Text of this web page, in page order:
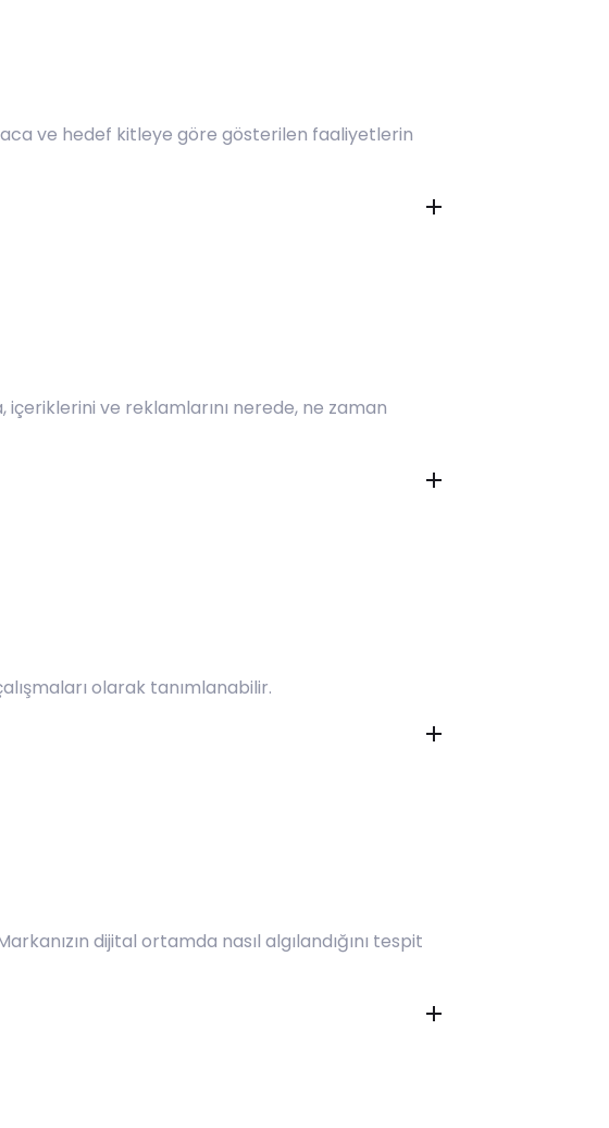
ve hedef kitleye göre gösterilen faaliyetlerin
ve reklamlarını nerede, ne zaman
olarak tanımlanabilir.
dijital ortamda nasıl algılandığını tespit